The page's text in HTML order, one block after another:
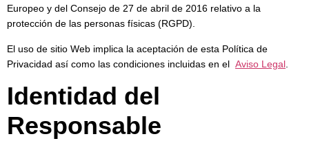
Europeo y del Consejo de 27 de abril de 2016 relativo a la
protección de las personas físicas (RGPD).
El uso de sitio Web implica la aceptación de esta Política de
Privacidad así como las condiciones incluidas en el Aviso Legal
Identidad del
Responsable